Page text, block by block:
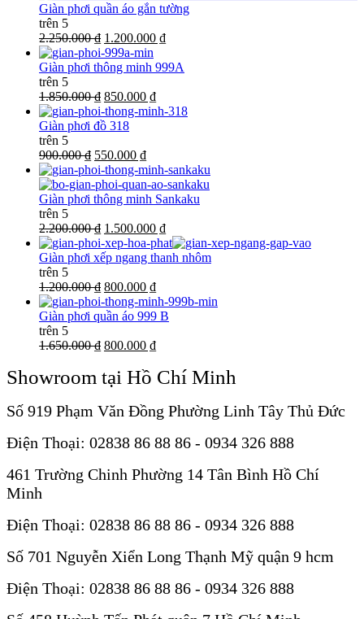
Giàn phơi quần áo gắn tường
trên 5
2.250.000 ₫ 1.200.000 ₫
Giàn phơi thông minh 999A
trên 5
1.850.000 ₫ 850.000 ₫
Giàn phơi đồ 318
trên 5
900.000 ₫ 550.000 ₫
Giàn phơi thông minh Sankaku
trên 5
2.200.000 ₫ 1.500.000 ₫
Giàn phơi xếp ngang thanh nhôm
trên 5
1.200.000 ₫ 800.000 ₫
Giàn phơi quần áo 999 B
trên 5
1.650.000 ₫ 800.000 ₫
Showroom tại Hồ Chí Minh
Số 919 Phạm Văn Đồng Phường Linh Tây Thủ Đức
Điện Thoại: 02838 86 88 86 - 0934 326 888
461 Trường Chinh Phường 14 Tân Bình Hồ Chí
Minh
Điện Thoại: 02838 86 88 86 - 0934 326 888
Số 701 Nguyễn Xiển Long Thạnh Mỹ quận 9 hcm
Điện Thoại: 02838 86 88 86 - 0934 326 888